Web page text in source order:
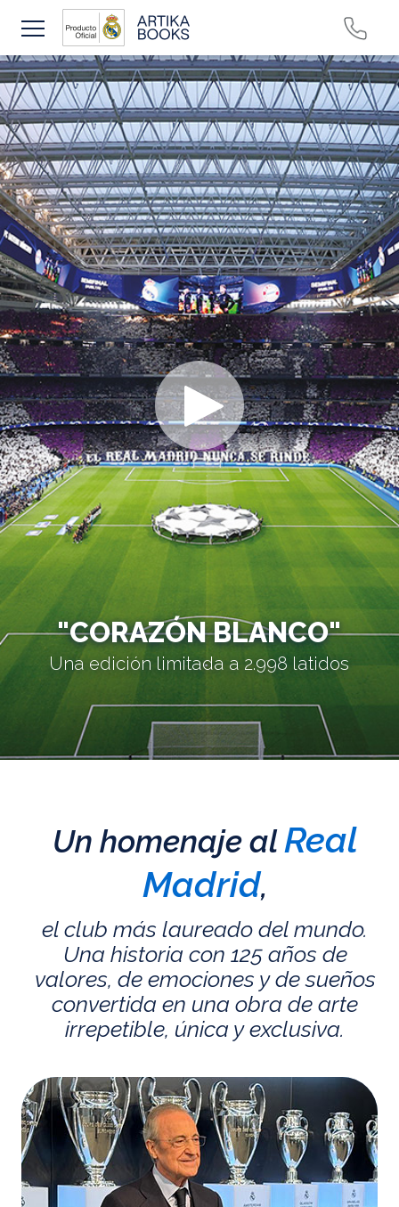
"CORAZÓN BLANCO"
Una edición limitada a 2.998 latidos
Un homenaje alReal
Madrid,
el club más laureado del mundo.
Una historia con 125 años de
valores, de emociones y de sueños
convertida en una obra de arte
irrepetible, única y exclusiva.